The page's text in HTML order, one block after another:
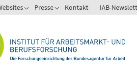
Zeige
Weitere
IAB
Websites
Presse
Zeige
Presse
Kontakt IAB-